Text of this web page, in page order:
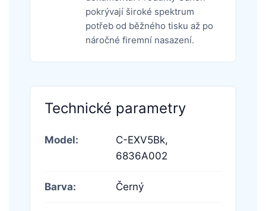
pokrývají široké spektrum
potřeb od běžného tisku až po
náročné firemní nasazení.
Technické parametry
Model:
C-EXV5Bk,
6836A002
Barva: Černý